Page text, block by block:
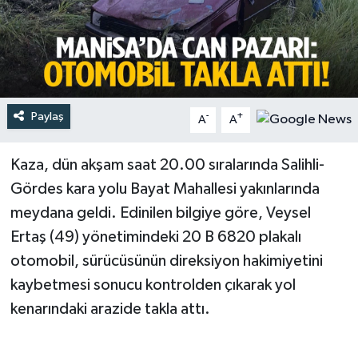
Paylaş A- A+
Kaza, dün akşam saat 20.00 sıralarında Salihli-
Gördes kara yolu Bayat Mahallesi yakınlarında
meydana geldi. Edinilen bilgiye göre, Veysel
Ertaş (49) yönetimindeki 20 B 6820 plakalı
otomobil, sürücüsünün direksiyon hakimiyetini
kaybetmesi sonucu kontrolden çıkarak yol
kenarındaki arazide takla attı.
Yaşam